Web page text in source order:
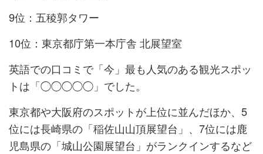
9位：五稜郭タワー
10位：東京都庁第一本庁舎 北展望室
英語での口コミで「今」最も人気のある観光スポッ
トは「◯◯◯◯◯」でした。
東京都や大阪府のスポットが上位に並んだほか、5
位には長崎県の「稲佐山山頂展望台」、7位には鹿
児島県の「城山公園展望台」がランクインするなど